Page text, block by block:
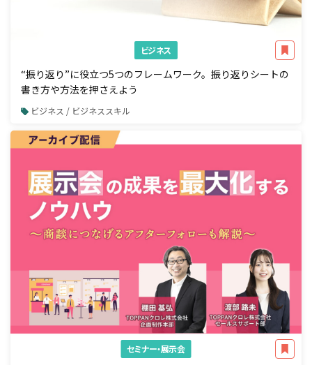
ビジネス
“振り返り”に役立つ5つのフレームワーク。振り返りシートの
書き方や方法を押さえよう
ビジネス / ビジネススキル
セミナー・展示会